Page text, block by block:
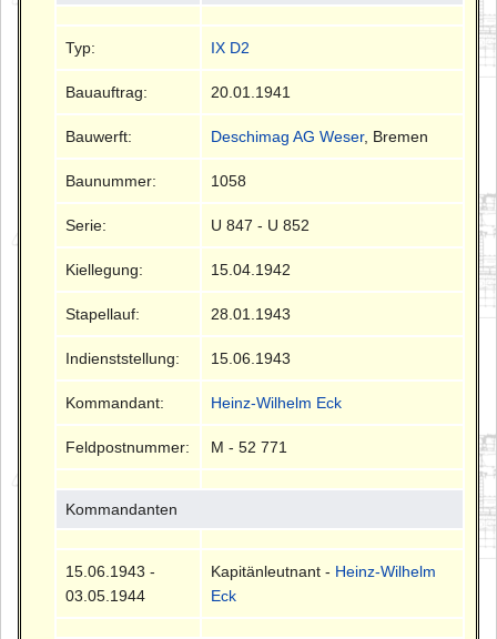
Typ: IX D2
Bauauftrag: 20.01.1941
Bauwerft: Deschimag AG Weser, Bremen
Baunummer: 1058
Serie: U 847 - U 852
Kiellegung: 15.04.1942
Stapellauf: 28.01.1943
Indienststellung: 15.06.1943
Kommandant: Heinz-Wilhelm Eck
Feldpostnummer: M - 52 771
Kommandanten
15.06.1943 -
03.05.1944
Kapitänleutnant - Heinz-Wilhelm
Eck